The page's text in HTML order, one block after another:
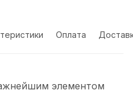
Оплата
элементом